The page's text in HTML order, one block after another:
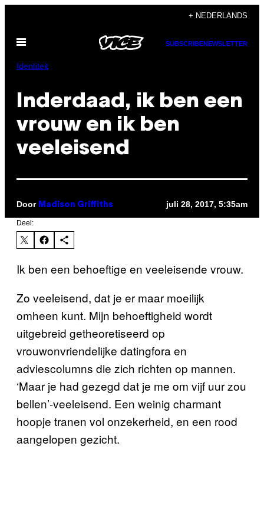
de
inhoud
+ NEDERLANDS
Open
SUBSCRIBENEWSLETTER
Identiteit
Inderdaad, ik ben een
vrouw en ik ben
veeleisend
Door Madison Griffiths juli 28, 2017, 5:35am
Deel:
Ik ben een behoeftige en veeleisende vrouw.
Zo veeleisend, dat je er maar moeilijk
omheen kunt. Mijn behoeftigheid wordt
uitgebreid getheoretiseerd op
vrouwonvriendelijke datingfora en
adviescolumns die zich richten op mannen.
‘Maar je had gezegd dat je me om vijf uur zou
bellen’-veeleisend. Een weinig charmant
hoopje tranen vol onzekerheid, en een rood
aangelopen gezicht.